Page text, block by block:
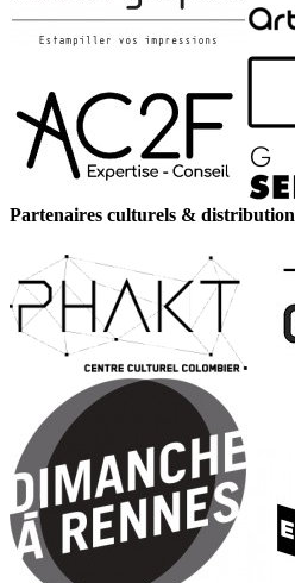
Partenaires culturels & distribution